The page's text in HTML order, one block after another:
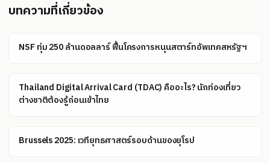
บทความที่เกี่ยวข้อง
NSF ทุ่ม 250 ล้านดอลลาร์ ฟื้นโครงการหนุนสตาร์ทอัพเทคสหรัฐฯ
Thailand Digital Arrival Card (TDAC) คืออะไร? นักท่องเที่ยว
ต่างชาติต้องรู้ก่อนเข้าไทย
Brussels 2025: เวทียุทธศาสตร์รอบด้านของยุโรป